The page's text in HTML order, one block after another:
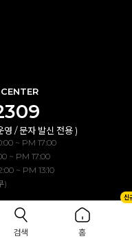
검색 홈
신
영 / 문자 발신 전용 )
~ PM 17:00
~ PM 17:00
~ PM 13:10
)